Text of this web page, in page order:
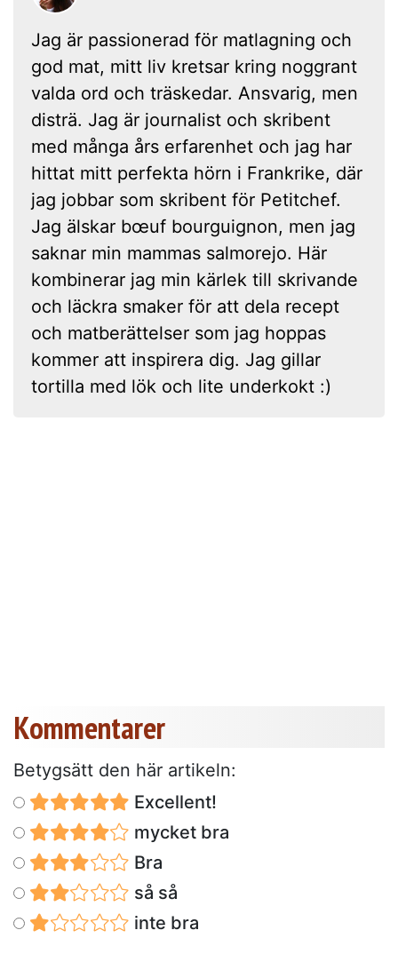
Jag är passionerad för matlagning och
god mat, mitt liv kretsar kring noggrant
valda ord och träskedar. Ansvarig, men
disträ. Jag är journalist och skribent
med många års erfarenhet och jag har
hittat mitt perfekta hörn i Frankrike, där
jag jobbar som skribent för Petitchef.
Jag älskar bœuf bourguignon, men jag
saknar min mammas salmorejo. Här
kombinerar jag min kärlek till skrivande
och läckra smaker för att dela recept
och matberättelser som jag hoppas
kommer att inspirera dig. Jag gillar
tortilla med lök och lite underkokt :)
Kommentarer
Betygsätt den här artikeln:
Excellent!
mycket bra
Bra
så så
inte bra